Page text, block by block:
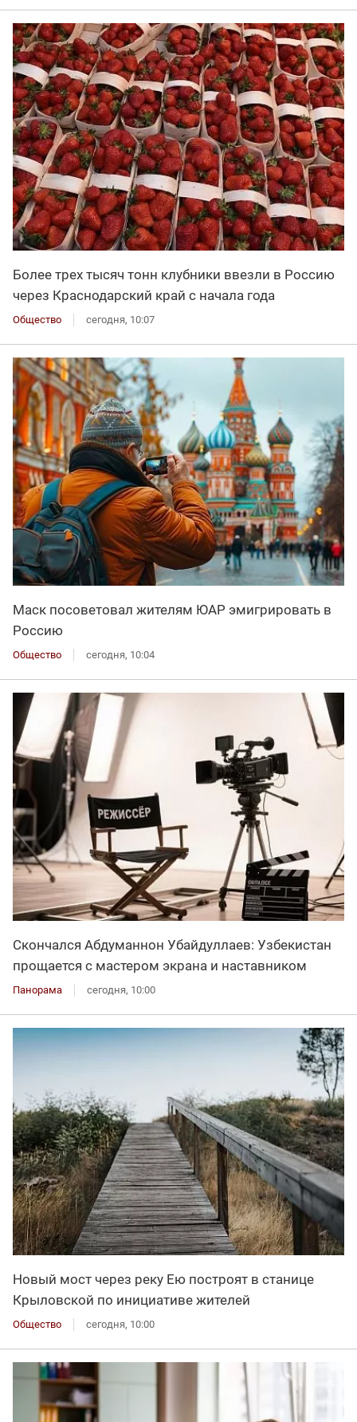
Более трех тысяч тонн клубники ввезли в Россию
через Краснодарский край с начала года
Общество сегодня, 10:07
Маск посоветовал жителям ЮАР эмигрировать в
Россию
Общество сегодня, 10:04
Скончался Абдуманнон Убайдуллаев: Узбекистан
прощается с мастером экрана и наставником
Панорама сегодня, 10:00
Новый мост через реку Ею построят в станице
Крыловской по инициативе жителей
Общество сегодня, 10:00